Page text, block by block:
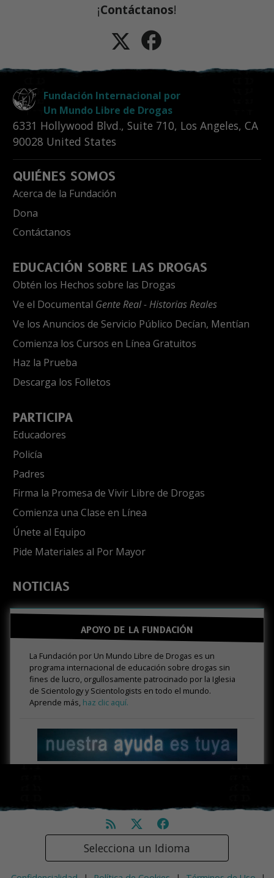
¡Contáctanos!
Fundación Internacional por
Un Mundo Libre de Drogas
6331 Hollywood Blvd., Suite 710, Los Angeles, CA
90028 United States
QUIÉNES SOMOS
Acerca de la Fundación
Dona
Contáctanos
EDUCACIÓN SOBRE LAS DROGAS
Obtén los Hechos sobre las Drogas
Ve el Documental Gente Real - Historias Reales
Ve los Anuncios de Servicio Público Decían, Mentían
Comienza los Cursos en Línea Gratuitos
Haz la Prueba
Descarga los Folletos
PARTICIPA
Educadores
Policía
Padres
Firma la Promesa de Vivir Libre de Drogas
Comienza una Clase en Línea
Únete al Equipo
Pide Materiales al Por Mayor
NOTICIAS
APOYO DE LA FUNDACIÓN
La Fundación por Un Mundo Libre de Drogas es un
programa internacional de educación sobre drogas sin
fines de lucro, orgullosamente patrocinado por la Iglesia
de Scientology y Scientologists en todo el mundo.
Aprende más, haz clic aquí.
Selecciona un Idioma